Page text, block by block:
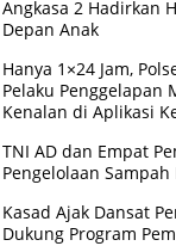
Angkasa 2 Hadirkan
Depan Anak
Hanya 1×24 Jam,
Pelaku Penggelapan
Kenalan di Aplikasi
TNI AD dan Empat
Pengelolaan
Kasad Ajak Dansat
Dukung Program